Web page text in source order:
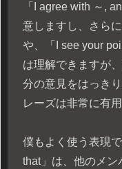
「I agree with ～,
意しますし、さら
や、「I see your
は理解できますが
分の意見をはっき
レーズは非常に有用
僕もよく使う表現
that」は、他のメ